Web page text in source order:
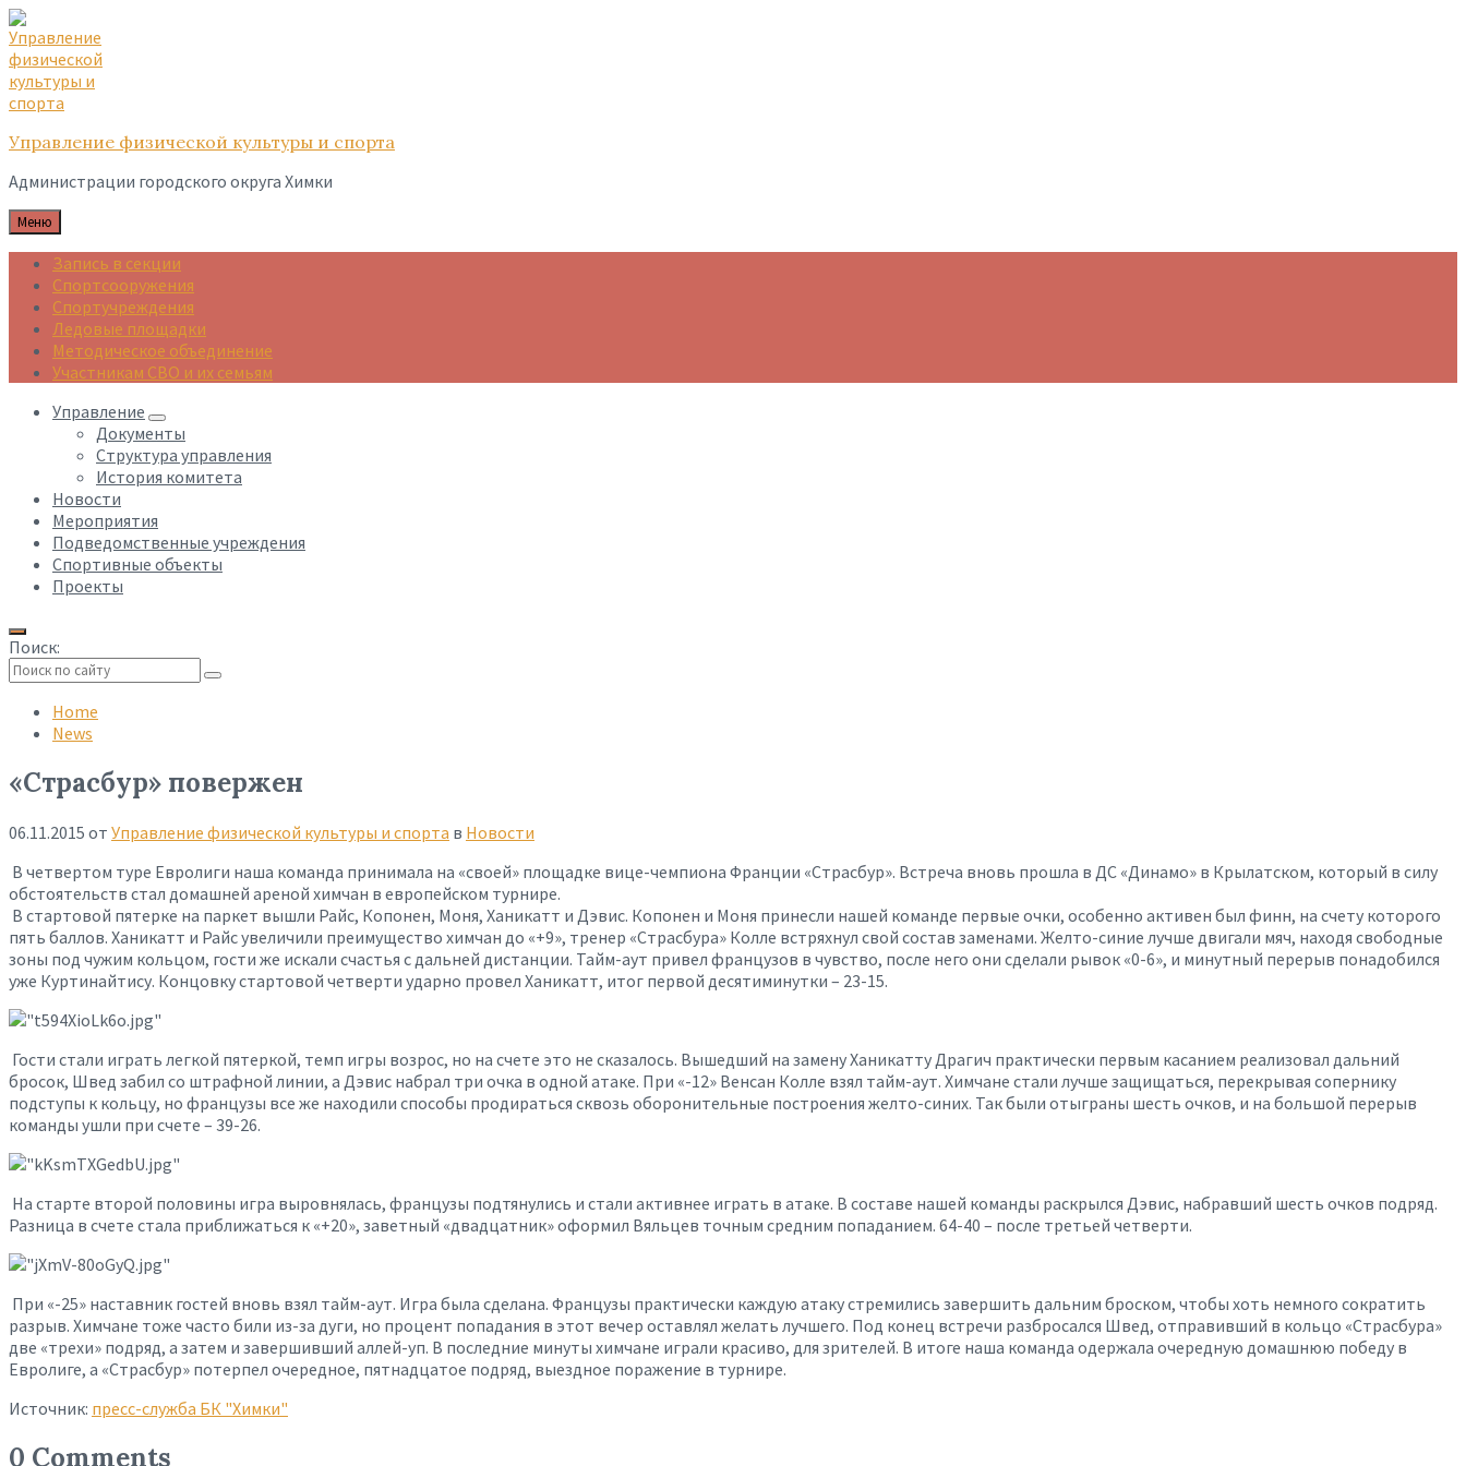
Skip
to
content
Skip
to
main
navigation
Skip
to
footer
Управление физической культуры и спорта
Администрации городского округа Химки
Меню
Запись в секции
Спортсооружения
Спортучреждения
Ледовые площадки
Методическое объединение
Участникам СВО и их семьям
Управление
Документы
Структура управления
История комитета
Новости
Мероприятия
Подведомственные учреждения
Спортивные объекты
Проекты
Поиск:
search
Home
News
«Страсбур» повержен
06.11.2015 от Управление физической культуры и спорта в Новости
В четвертом туре Евролиги наша команда принимала на «своей» площадке вице-чемпиона Франции «Страсбур». Встреча вновь прошла в ДС «Динамо» в Крылатском, который в силу
обстоятельств стал домашней ареной химчан в европейском турнире.
В стартовой пятерке на паркет вышли Райс, Копонен, Моня, Ханикатт и Дэвис. Копонен и Моня принесли нашей команде первые очки, особенно активен был финн, на счету которого
пять баллов. Ханикатт и Райс увеличили преимущество химчан до «+9», тренер «Страсбура» Колле встряхнул свой состав заменами. Желто-синие лучше двигали мяч, находя свободные
зоны под чужим кольцом, гости же искали счастья с дальней дистанции. Тайм-аут привел французов в чувство, после него они сделали рывок «0-6», и минутный перерыв понадобился
уже Куртинайтису. Концовку стартовой четверти ударно провел Ханикатт, итог первой десятиминутки – 23-15.
Гости стали играть легкой пятеркой, темп игры возрос, но на счете это не сказалось. Вышедший на замену Ханикатту Драгич практически первым касанием реализовал дальний
бросок, Швед забил со штрафной линии, а Дэвис набрал три очка в одной атаке. При «-12» Венсан Колле взял тайм-аут. Химчане стали лучше защищаться, перекрывая сопернику
подступы к кольцу, но французы все же находили способы продираться сквозь оборонительные построения желто-синих. Так были отыграны шесть очков, и на большой перерыв
команды ушли при счете – 39-26.
На старте второй половины игра выровнялась, французы подтянулись и стали активнее играть в атаке. В составе нашей команды раскрылся Дэвис, набравший шесть очков подряд.
Разница в счете стала приближаться к «+20», заветный «двадцатник» оформил Вяльцев точным средним попаданием. 64-40 – после третьей четверти.
При «-25» наставник гостей вновь взял тайм-аут. Игра была сделана. Французы практически каждую атаку стремились завершить дальним броском, чтобы хоть немного сократить
разрыв. Химчане тоже часто били из-за дуги, но процент попадания в этот вечер оставлял желать лучшего. Под конец встречи разбросался Швед, отправивший в кольцо «Страсбура»
две «трехи» подряд, а затем и завершивший аллей-уп. В последние минуты химчане играли красиво, для зрителей. В итоге наша команда одержала очередную домашнюю победу в
Евролиге, а «Страсбур» потерпел очередное, пятнадцатое подряд, выездное поражение в турнире.
Источник: пресс-служба БК "Химки"
0 Comments